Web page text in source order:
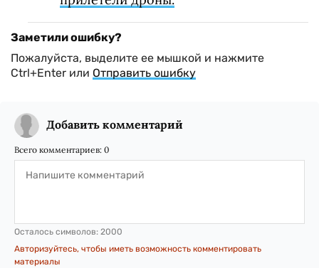
Заметили ошибку?
Пожалуйста, выделите ее мышкой и нажмите
Ctrl+Enter или Отправить ошибку
Добавить комментарий
Всего комментариев: 0
Осталось символов: 2000
Авторизуйтесь, чтобы иметь возможность комментировать
материалы